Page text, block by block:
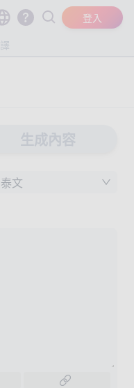
登入
免費 tokens！
泰文